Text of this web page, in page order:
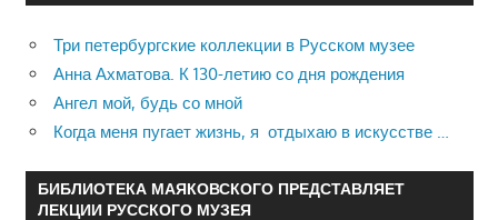
Три петербургские коллекции в Русском музее
Анна Ахматова. К 130-летию со дня рождения
Ангел мой, будь со мной
Когда меня пугает жизнь, я отдыхаю в искусстве …
БИБЛИОТЕКА МАЯКОВСКОГО ПРЕДСТАВЛЯЕТ
ЛЕКЦИИ РУССКОГО МУЗЕЯ